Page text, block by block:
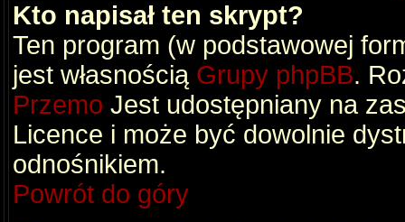
Kto napisał ten skrypt?
Ten program (w podstawowej
jest własnością Grupy phpBB.
Przemo Jest udostępniany na
Licence i może być dowolnie
odnośnikiem.
Powrót do góry